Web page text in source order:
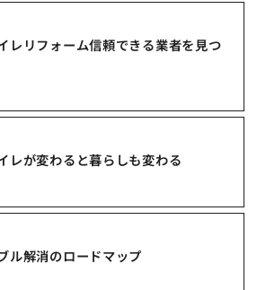
レリフォーム信頼できる業者を見つ
レが変わると暮らしも変わる
ル解消のロードマップ